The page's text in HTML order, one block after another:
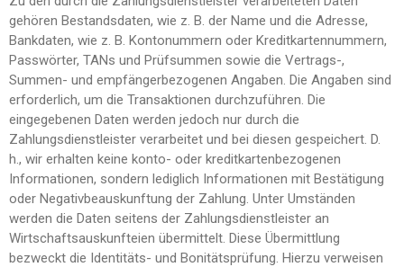
gehören Bestandsdaten, wie z. B. der Name und die Adresse,
Bankdaten, wie z. B. Kontonummern oder Kreditkartennummern,
Passwörter, TANs und Prüfsummen sowie die Vertrags-,
Summen- und empfängerbezogenen Angaben. Die Angaben sind
erforderlich, um die Transaktionen durchzuführen. Die
eingegebenen Daten werden jedoch nur durch die
Zahlungsdienstleister verarbeitet und bei diesen gespeichert. D.
h., wir erhalten keine konto- oder kreditkartenbezogenen
Informationen, sondern lediglich Informationen mit Bestätigung
oder Negativbeauskunftung der Zahlung. Unter Umständen
werden die Daten seitens der Zahlungsdienstleister an
Wirtschaftsauskunfteien übermittelt. Diese Übermittlung
bezweckt die Identitäts- und Bonitätsprüfung. Hierzu verweisen